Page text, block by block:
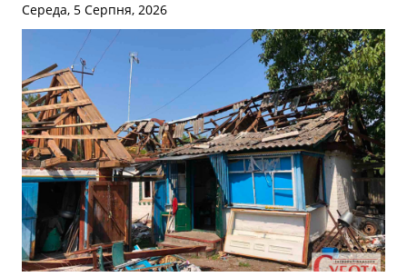
Середа, 5 Серпня, 2026